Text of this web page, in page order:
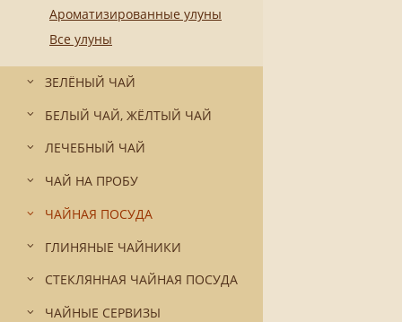
Ароматизированные улуны
Все улуны
ЗЕЛЁНЫЙ ЧАЙ
БЕЛЫЙ ЧАЙ, ЖЁЛТЫЙ ЧАЙ
ЛЕЧЕБНЫЙ ЧАЙ
ЧАЙ НА ПРОБУ
ЧАЙНАЯ ПОСУДА
ГЛИНЯНЫЕ ЧАЙНИКИ
СТЕКЛЯННАЯ ЧАЙНАЯ ПОСУДА
ЧАЙНЫЕ СЕРВИЗЫ